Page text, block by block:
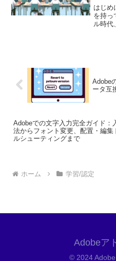
全て
はじめ
を持っ
ル時代
Adobe
ータ互
Adobeでの文字入力完全ガイド：
法からフォント変更、配置・編集
ルシューティングまで
ホーム 学習/認定
Adobeア
© 2024 Adobe